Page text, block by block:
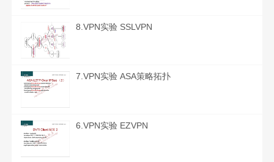
8.VPN实验 SSLVPN
7.VPN实验 ASA策略拓扑
6.VPN实验 EZVPN